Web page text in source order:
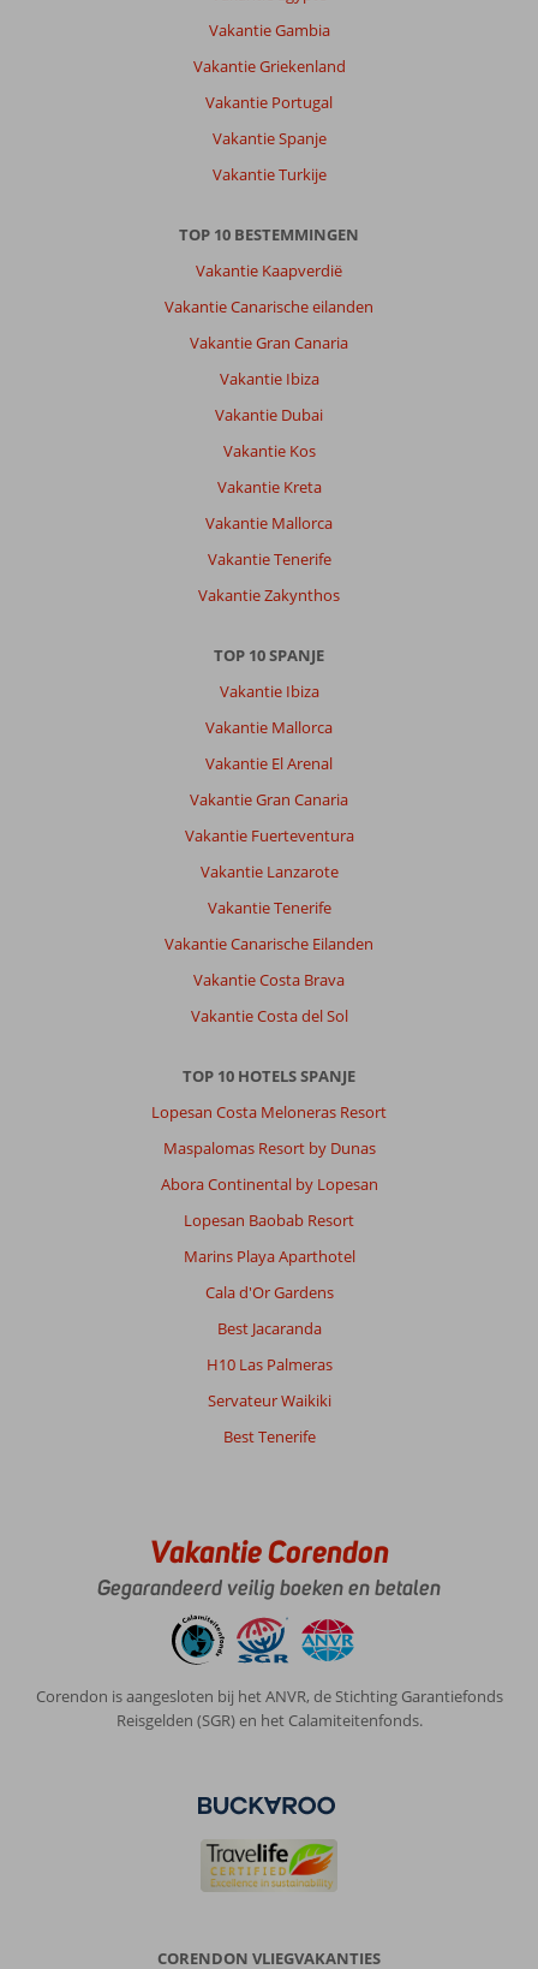
Vakantie Gambia
Vakantie Griekenland
Vakantie Portugal
Vakantie Spanje
Vakantie Turkije
TOP 10 BESTEMMINGEN
Vakantie Kaapverdië
Vakantie Canarische eilanden
Vakantie Gran Canaria
Vakantie Ibiza
Vakantie Dubai
Vakantie Kos
Vakantie Kreta
Vakantie Mallorca
Vakantie Tenerife
Vakantie Zakynthos
TOP 10 SPANJE
Vakantie Ibiza
Vakantie Mallorca
Vakantie El Arenal
Vakantie Gran Canaria
Vakantie Fuerteventura
Vakantie Lanzarote
Vakantie Tenerife
Vakantie Canarische Eilanden
Vakantie Costa Brava
Vakantie Costa del Sol
TOP 10 HOTELS SPANJE
Lopesan Costa Meloneras Resort
Maspalomas Resort by Dunas
Abora Continental by Lopesan
Lopesan Baobab Resort
Marins Playa Aparthotel
Cala d'Or Gardens
Best Jacaranda
H10 Las Palmeras
Servateur Waikiki
Best Tenerife
Vakantie Corendon
Gegarandeerd veilig boeken en betalen
Corendon is aangesloten bij het ANVR, de Stichting Garantiefonds
Reisgelden (SGR) en het Calamiteitenfonds.
CORENDON VLIEGVAKANTIES